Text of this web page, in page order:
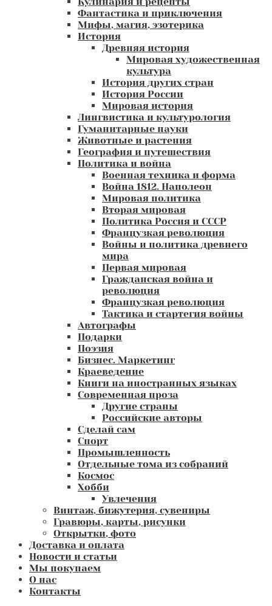
Фантастика и приключения
Мифы, магия, эзотерика
История
Древняя история
Мировая художественная
культура
История других стран
История России
Мировая история
Лингвистика и культурология
Гуманитарные науки
Животные и растения
География и путешествия
Политика и война
Военная техника и форма
Война 1812. Наполеон
Мировая политика
Вторая мировая
Политика Россия и СССР
Французкая революция
Войны и политика древнего
мира
Первая мировая
Гражданская война и
революция
Французкая революция
Тактика и стартегия войны
Автографы
Подарки
Поэзия
Бизнес. Маркетинг
Краеведение
Книги на иностранных языках
Современная проза
Другие страны
Российские авторы
Сделай сам
Спорт
Промышленность
Отдельные тома из собраний
Космос
Хобби
Увлечения
Винтаж, бижутерия, сувениры
Гравюры, карты, рисунки
Открытки, фото
Доставка и оплата
Новости и статьи
Мы покупаем
О нас
Контакты